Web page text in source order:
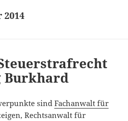
2014
Burkhard
sindFachanwalt für
Rechtsanwalt für